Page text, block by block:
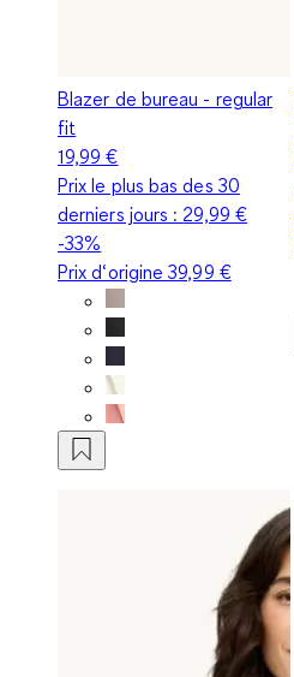
Blazer de bureau - regular
fit
19,99 €
Prix le plus bas des 30
derniers jours : 29,99 €
-33%
Prix d‘origine39,99 €